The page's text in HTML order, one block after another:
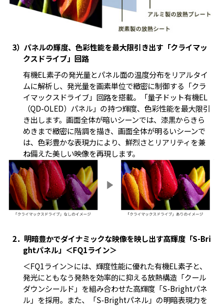
3）パネルの輝度、色彩性能を最大限引き出す「クライマッ
クスドライブ」回路
有機EL素子の発光量とパネル面の温度分布をリアルタイ
ムに解析し、発光量を画素単位で緻密に制御する「クラ
イマックスドライブ」回路を搭載。「量子ドット有機EL
（QD-OLED）パネル」の持つ輝度、色彩性能を最大限引
き出します。画面全体が暗いシーンでは、漆黒からきら
めきまで緻密に階調を描き、画面全体が明るいシーンで
は、色彩豊かな表現力により、鮮烈さとリアリティを兼
ね備えた美しい映像を再現します。
2．明暗豊かでダイナミックな映像を映し出す高輝度「S-Bri
ghtパネル」＜FQ1ライン＞
＜FQ1ライン＞には、輝度性能に優れた有機EL素子と、
発光にともなう発熱を効率的に抑える放熱構造「クール
ダウンシールド」を組み合わせた高輝度「S-Brightパネ
ル」を採用。また、「S-Brightパネル」の明暗表現力を